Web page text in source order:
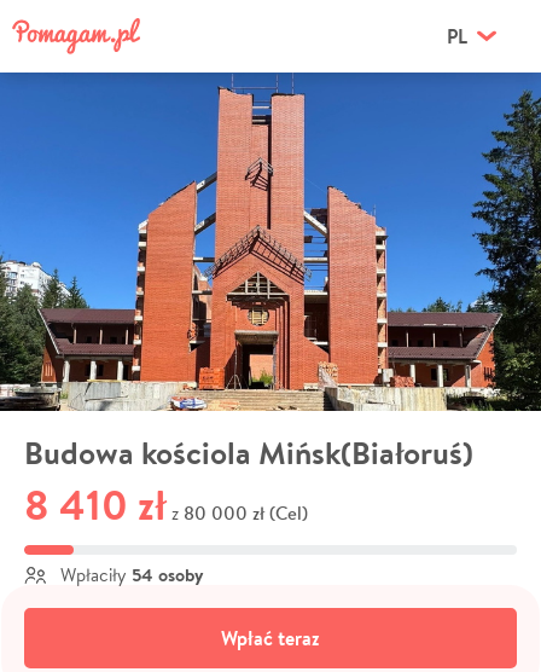
PL
Budowa kościola Mińsk(Białoruś)
8 410 zł z 80 000 zł (Cel)
Wpłaciły 54 osoby
Wpłać teraz